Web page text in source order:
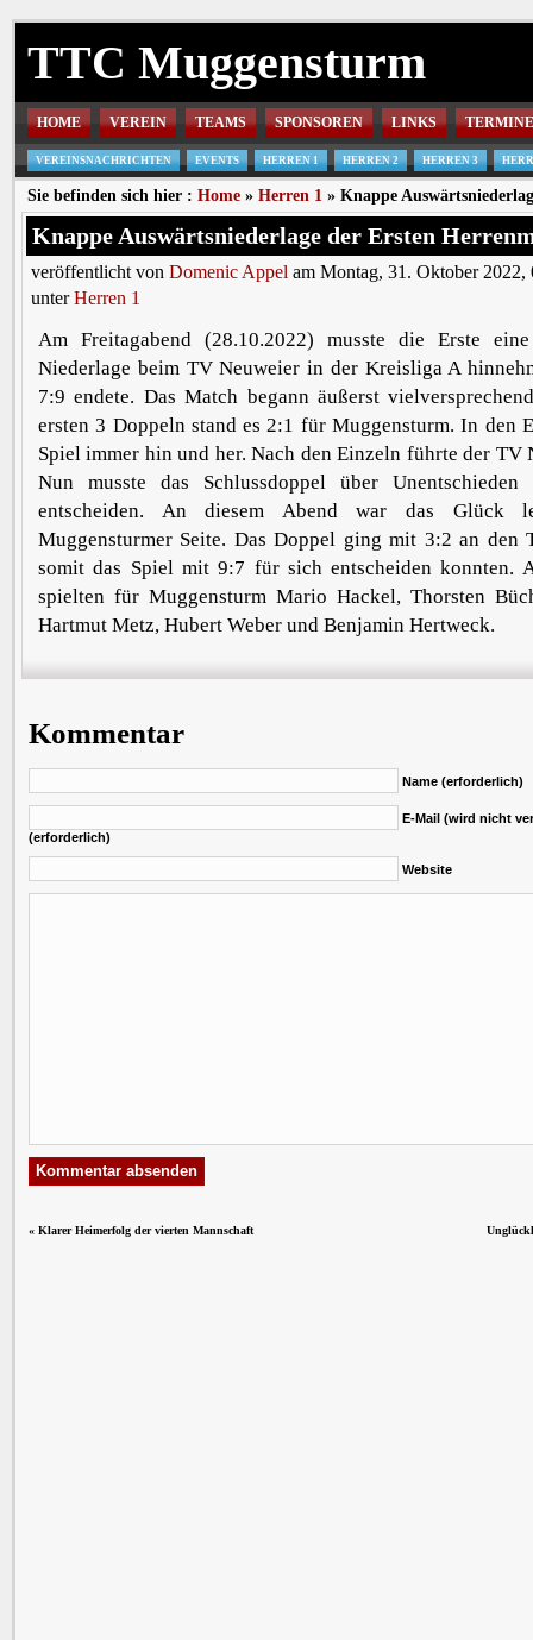
TTC Muggensturm
HOME VEREIN TEAMS SPONSOREN LINKS TERMINE
VEREINSNACHRICHTEN EVENTS HERREN 1 HERREN 2 HERREN 3
Sie befinden sich hier : Home » Herren 1 » Knappe
Knappe Auswärtsniederlage der Ersten
veröffentlicht von Domenic Appel am Montag, 31. Oktober 2022,
unterHerren 1
Am Freitagabend (28.10.2022) musste die Erste
Niederlage beim TV Neuweier in der Kreisliga A
7:9 endete. Das Match begann äußerst
ersten 3 Doppeln stand es 2:1 für Muggensturm. In den
Spiel immer hin und her. Nach den Einzeln führte der TV
Nun musste das Schlussdoppel über Unentschieden
entscheiden. An diesem Abend war das Glück
Muggensturmer Seite. Das Doppel ging mit 3:2 an den
somit das Spiel mit 9:7 für sich entscheiden konnten.
spielten für Muggensturm Mario Hackel, Thorsten
Hartmut Metz, Hubert Weber und Benjamin Hertweck.
Kommentar
Name (erforderlich)
E-Mail (wird nicht
(erforderlich)
Website
« Klarer Heimerfolg der vierten Mannschaft